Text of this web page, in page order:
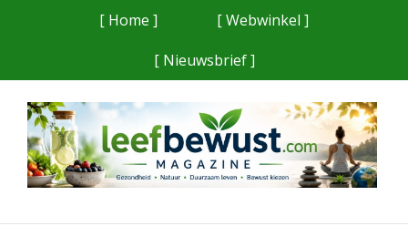
[ Home ]
[ Webwinkel ]
[ Nieuwsbrief ]